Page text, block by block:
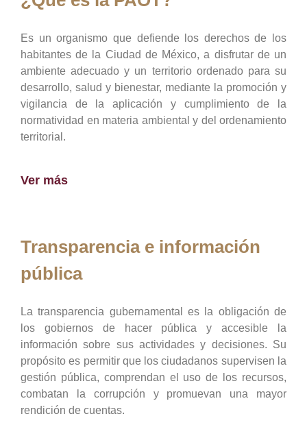
Es un organismo que defiende los derechos de los
habitantes de la Ciudad de México, a disfrutar de un
ambiente adecuado y un territorio ordenado para su
desarrollo, salud y bienestar, mediante la promoción y
vigilancia de la aplicación y cumplimiento de la
normatividad en materia ambiental y del ordenamiento
territorial.
Ver más
Transparencia e información
pública
La transparencia gubernamental es la obligación de
los gobiernos de hacer pública y accesible la
información sobre sus actividades y decisiones. Su
propósito es permitir que los ciudadanos supervisen la
gestión pública, comprendan el uso de los recursos,
combatan la corrupción y promuevan una mayor
rendición de cuentas.